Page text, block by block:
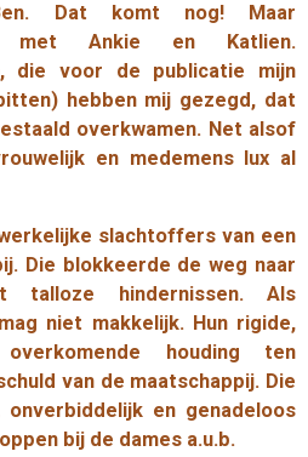
Dat komt nog! Maar
met Ankie en Katlien.
die voor de publicatie mijn
hebben mij gezegd, dat
overkwamen. Net alsof
en medemens lux al
slachtoffers van een
Die blokkeerde de weg naar
talloze hindernissen. Als
niet makkelijk. Hun rigide,
houding ten
van de maatschappij. Die
onverbiddelijk en genadeloos
bij de dames a.u.b.